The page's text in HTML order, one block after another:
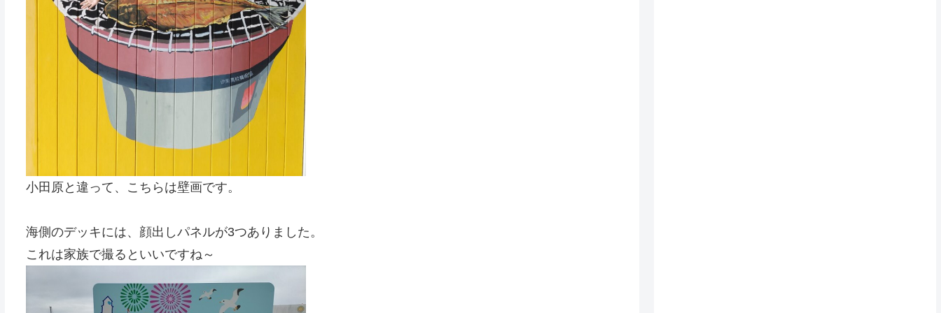
小田原と違って、こちらは壁画です。
海側のデッキには、顔出しパネルが3つありました。
これは家族で撮るといいですね～